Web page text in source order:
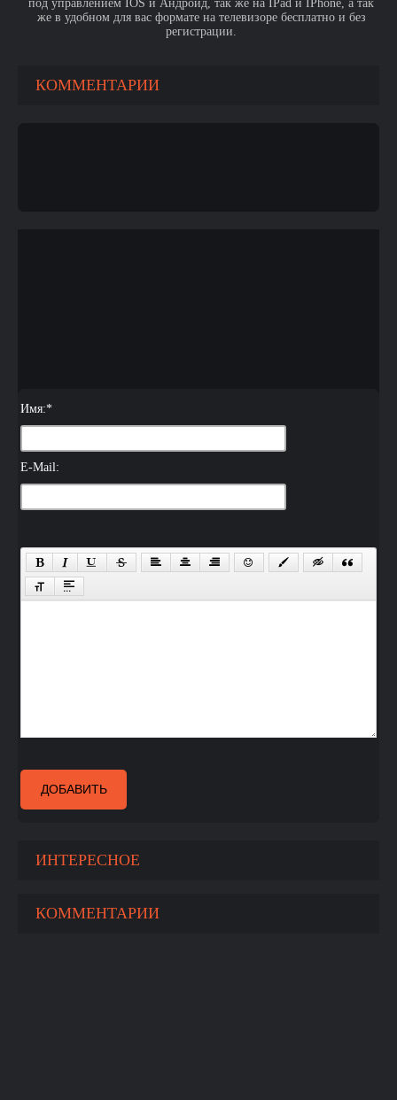
под управлением IOS и Андроид, так же на IPad и IPhone, а так
же в удобном для вас формате на телевизоре бесплатно и без
регистрации.
КОММЕНТАРИИ
Имя:*
E-Mail:
ДОБАВИТЬ
ИНТЕРЕСНОЕ
КОММЕНТАРИИ